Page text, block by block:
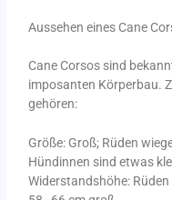
Aussehen eines Cane
Cane Corsos sind
imposanten Körperbau.
gehören:
Größe: Groß; Rüden
Hündinnen sind etwas
Widerstandshöhe: